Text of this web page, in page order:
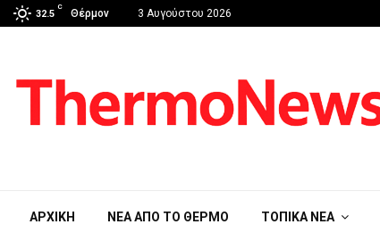
32.5
C
Θέρμον 3 Αυγούστου 2026
ΑΡΧΙΚΉ ΝΈΑ ΑΠΟ ΤΟ ΘΈΡΜΟ ΤΟΠΙΚΆ ΝΈΑ